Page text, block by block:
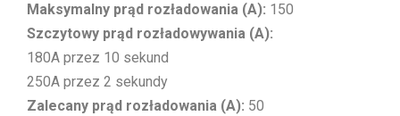
Maksymalny prąd rozładowania (A): 150
Szczytowy prąd rozładowywania (A):
180A przez 10 sekund
250A przez 2 sekundy
Zalecany prąd rozładowania (A): 50